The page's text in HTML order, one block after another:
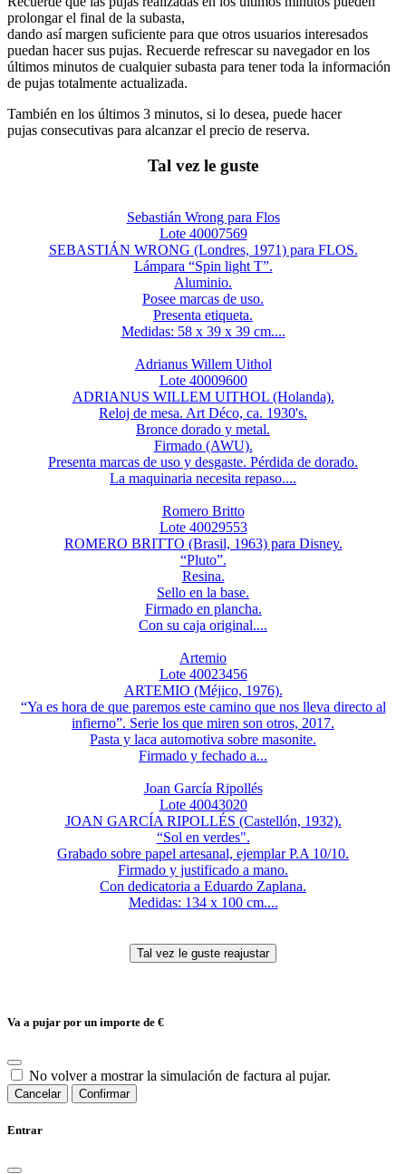
prolongar el final de la subasta,
dando así margen suficiente para que otros usuarios interesados
puedan hacer sus pujas. Recuerde refrescar su navegador en los
últimos minutos de cualquier subasta para tener toda la información
de pujas totalmente actualizada.
También en los últimos 3 minutos, si lo desea, puede hacer
pujas consecutivas para alcanzar el precio de reserva.
Tal vez le guste
Sebastián Wrong para Flos
Lote 40007569
SEBASTIÁN WRONG (Londres, 1971) para FLOS.
Lámpara “Spin light T”.
Aluminio.
Posee marcas de uso.
Presenta etiqueta.
Medidas: 58 x 39 x 39 cm....
Adrianus Willem Uithol
Lote 40009600
ADRIANUS WILLEM UITHOL (Holanda).
Reloj de mesa. Art Déco, ca. 1930's.
Bronce dorado y metal.
Firmado (AWU).
Presenta marcas de uso y desgaste. Pérdida de dorado.
La maquinaria necesita repaso....
Romero Britto
Lote 40029553
ROMERO BRITTO (Brasil, 1963) para Disney.
“Pluto”.
Resina.
Sello en la base.
Firmado en plancha.
Con su caja original....
Artemio
Lote 40023456
ARTEMIO (Méjico, 1976).
“Ya es hora de que paremos este camino que nos lleva directo al
infierno”. Serie los que miren son otros, 2017.
Pasta y laca automotiva sobre masonite.
Firmado y fechado a...
Joan García Ripollés
Lote 40043020
JOAN GARCÍA RIPOLLÉS (Castellón, 1932).
“Sol en verdes".
Grabado sobre papel artesanal, ejemplar P.A 10/10.
Firmado y justificado a mano.
Con dedicatoria a Eduardo Zaplana.
Medidas: 134 x 100 cm....
Va a pujar por un importe de €
No volver a mostrar la simulación de factura al pujar.
Cancelar Confirmar
Entrar